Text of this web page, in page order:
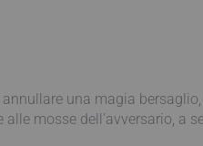
una magia
mosse dell’avversario, a